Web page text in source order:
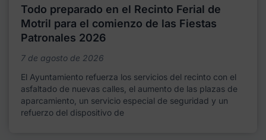
Todo preparado en el Recinto Ferial de
Motril para el comienzo de las Fiestas
Patronales 2026
7 de agosto de 2026
El Ayuntamiento refuerza los servicios del recinto con el
asfaltado de nuevas calles, el aumento de las plazas de
aparcamiento, un servicio especial de seguridad y un
refuerzo del dispositivo de